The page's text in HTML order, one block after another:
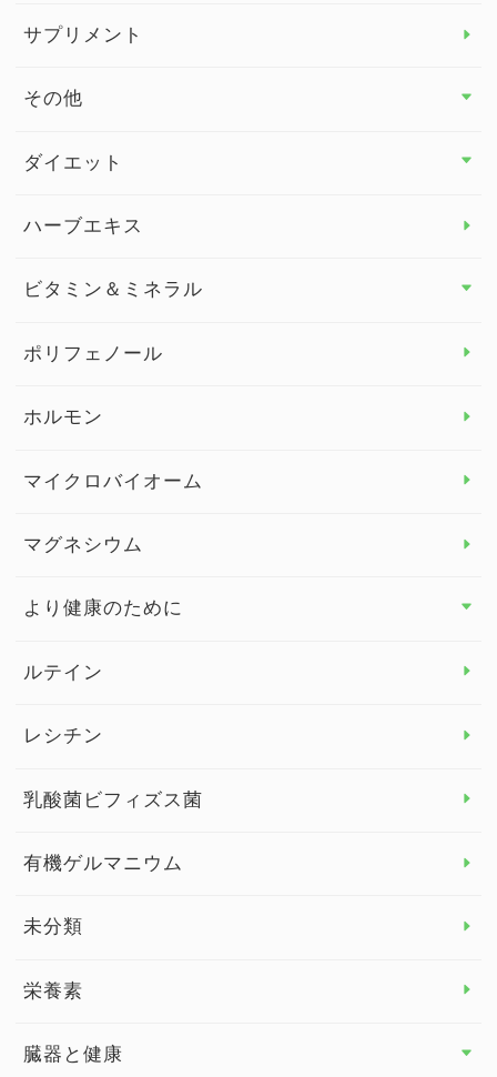
サプリメント
その他
その他 トップ
健康セミナー
ダイエット
ダイエット トップ
ハーブエキス
ビタミン＆ミネラル
ビタミン＆ミネラル トップ
ビタミンE
ポリフェノール
ホルモン
マイクロバイオーム
マグネシウム
より健康のために
より健康のために トップ
眼の健康
睡眠
ルテイン
レシチン
乳酸菌ビフィズス菌
有機ゲルマニウム
未分類
栄養素
臓器と健康